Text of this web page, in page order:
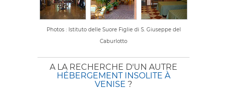
Photos : Istituto delle Suore Figlie di S. Giuseppe del
Caburlotto
A LA RECHERCHE D'UN AUTRE
HÉBERGEMENT INSOLITE À
VENISE ?